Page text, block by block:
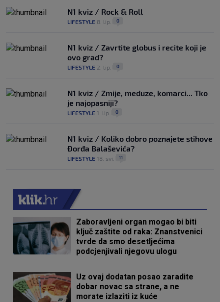
N1 kviz / Rock & Roll
LIFESTYLE 8. lip. 0
N1 kviz / Zavrtite globus i recite koji je
ovo grad?
LIFESTYLE 2. lip. 0
N1 kviz / Zmije, meduze, komarci... Tko
je najopasniji?
LIFESTYLE 1. lip. 0
N1 kviz / Koliko dobro poznajete stihove
Đorđa Balaševića?
LIFESTYLE 18. svi. 11
Zaboravljeni organ mogao bi biti
ključ zaštite od raka: Znanstvenici
tvrde da smo desetljećima
podcjenjivali njegovu ulogu
Uz ovaj dodatan posao zaradite
dobar novac sa strane, a ne
morate izlaziti iz kuće